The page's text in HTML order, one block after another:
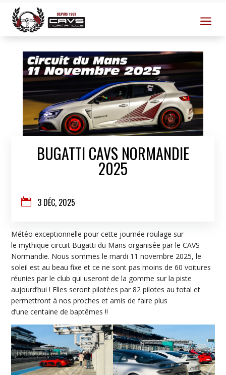
a
BUGATTI CAVS NORMANDIE
2025
 3 DÉC, 2025
Météo exceptionnelle pour cette journée roulage sur
le mythique circuit Bugatti du Mans organisée par le CAVS
Normandie. Nous sommes le mardi 11 novembre 2025, le
soleil est au beau fixe et ce ne sont pas moins de 60 voitures
réunies par le club qui useront de la gomme sur la piste
aujourd’hui ! Elles seront pilotées par 82 pilotes au total et
permettront à nos proches et amis de faire plus
d’une centaine de baptêmes !!